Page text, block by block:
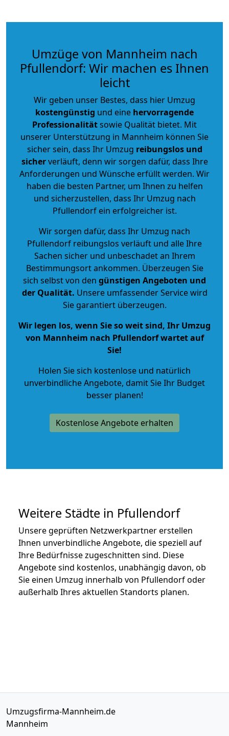
Umzüge von Mannheim nach
Pfullendorf: Wir machen es Ihnen
leicht
Wir geben unser Bestes, dass hier Umzug
kostengünstig und eine hervorragende
Professionalitätsowie Qualität bietet. Mit
unserer Unterstützung in Mannheim können Sie
sicher sein, dass Ihr Umzug reibungslos und
sicherverläuft, denn wir sorgen dafür, dass Ihre
Anforderungen und Wünsche erfüllt werden. Wir
haben die besten Partner, um Ihnen zu helfen
und sicherzustellen, dass Ihr Umzug nach
Pfullendorf ein erfolgreicher ist.
Wir sorgen dafür, dass Ihr Umzug nach
Pfullendorf reibungslos verläuft und alle Ihre
Sachen sicher und unbeschadet an Ihrem
Bestimmungsort ankommen. Überzeugen Sie
sich selbst von den günstigen Angeboten und
der Qualität. Unsere umfassender Service wird
Sie garantiert überzeugen.
Wir legen los, wenn Sie so weit sind, Ihr Umzug
von Mannheim nach Pfullendorf wartet auf
Sie!
Holen Sie sich kostenlose und natürlich
unverbindliche Angebote, damit Sie Ihr Budget
besser planen!
Kostenlose Angebote erhalten
Weitere Städte in Pfullendorf
Unsere geprüften Netzwerkpartner erstellen
Ihnen unverbindliche Angebote, die speziell auf
Ihre Bedürfnisse zugeschnitten sind. Diese
Angebote sind kostenlos, unabhängig davon, ob
Sie einen Umzug innerhalb von Pfullendorf oder
außerhalb Ihres aktuellen Standorts planen.
Umzugsfirma-Mannheim.de
Mannheim